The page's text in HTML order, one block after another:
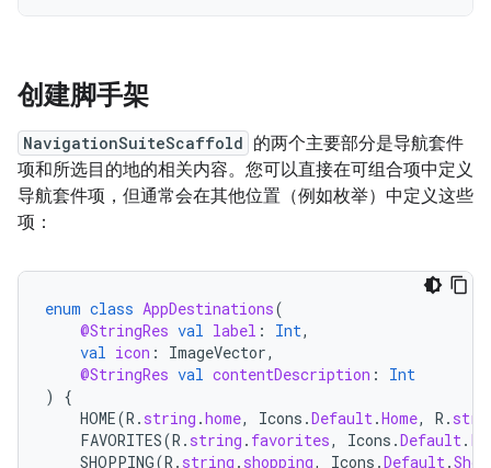
创建脚手架
NavigationSuiteScaffold 的两个主要部分是导航套件
项和所选目的地的相关内容。您可以直接在可组合项中定义
导航套件项，但通常会在其他位置（例如枚举）中定义这些
项：
enum class AppDestinations(
@StringRes val label : Int,
val icon : ImageVector,
@StringRes val contentDescription :
Int
)
{
HOME(R . string .home, Icons .Default .Home, R .
FAVORITES(R . string . favorites, Icons .Default .
SHOPPING(R . string . shopping, Icons .Default .